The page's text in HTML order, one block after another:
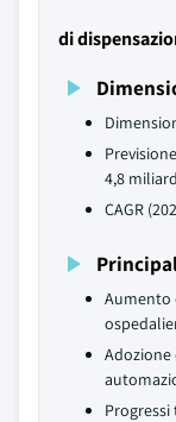
di
4,8
CAGR
Aumento
Adozione